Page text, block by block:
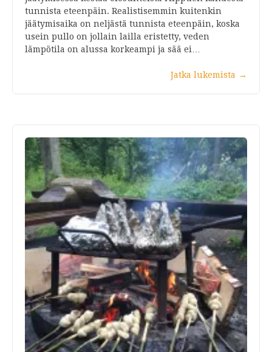
tunnista eteenpäin. Realistisemmin kuitenkin
jäätymisaika on neljästä tunnista eteenpäin, koska
usein pullo on jollain lailla eristetty, veden
lämpötila on alussa korkeampi ja sää ei…
Jatka lukemista →